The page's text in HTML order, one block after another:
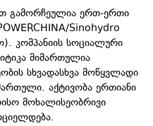
გამორჩეულია ერთ-ერთი
Sinohydro
კომპანიის სოციალური
მიმართულია
სხვადასხვა მოწყვლადი
აქტივობა ერთიანი
მოხალისეობრივი